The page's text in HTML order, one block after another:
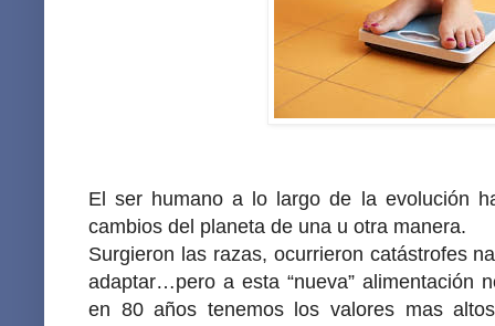
El ser humano a lo largo de la evolución
cambios del planeta de una u otra manera.
Surgieron las razas, ocurrieron catástrofes
adaptar…pero a esta “nueva” alimentación
en 80 años tenemos los valores mas